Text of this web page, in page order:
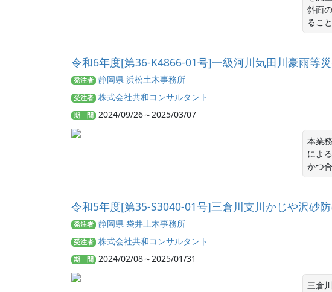
斜面
るこ
令和6年度[第36-K4866-01号]一級河川気田川豪雨等
発注者 静岡県 浜松土木事務所
受注者 株式会社共和コンサルタント
期 間 2024/09/26～2025/03/07
本業
によ
かつ
令和5年度[第35-S3040-01号]三倉川支川かじや沢砂
発注者 静岡県 袋井土木事務所
受注者 株式会社共和コンサルタント
期 間 2024/02/08～2025/01/31
三倉